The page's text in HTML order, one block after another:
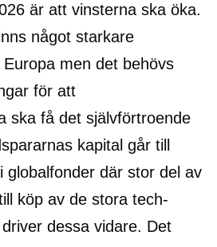
är att vinsterna ska öka.
något starkare
men det behövs
för att
ska få det självförtroende
kapital går till
globalfonder där stor del av
köp av de stora tech-
dessa vidare. Det